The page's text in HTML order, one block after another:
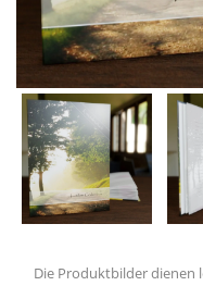
Die Produktbilder dienen